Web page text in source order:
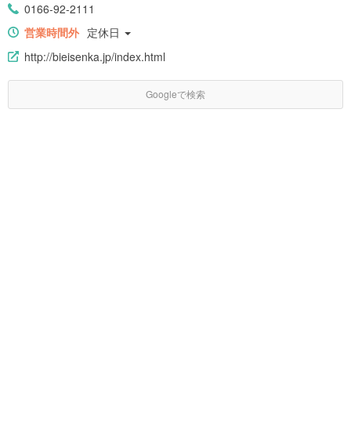
0166-92-2111
営業時間外 定休日
http://bieisenka.jp/index.html
Googleで検索